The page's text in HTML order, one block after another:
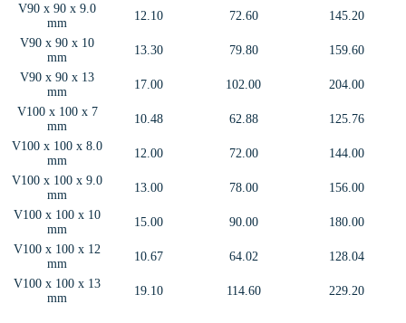
V90 x 90 x 9.0
mm
12.10 72.60
145.20
V90 x 90 x 10
mm
13.30 79.80
159.60
V90 x 90 x 13
mm
17.00 102.00
204.00
V100 x 100 x 7
mm
10.48 62.88
125.76
V100 x 100 x 8.0
mm
12.00 72.00
144.00
V100 x 100 x 9.0
mm
13.00 78.00
156.00
V100 x 100 x 10
mm
15.00 90.00
180.00
V100 x 100 x 12
mm
10.67 64.02
128.04
V100 x 100 x 13
mm
19.10 114.60 229.20